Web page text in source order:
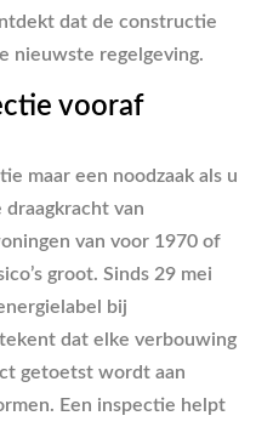
dat de constructie
nieuwste regelgeving.
vooraf
maar een noodzaak als u
van
van voor 1970 of
groot. Sinds 29 mei
bij
dat elke verbouwing
getoetst wordt aan
Een inspectie helpt